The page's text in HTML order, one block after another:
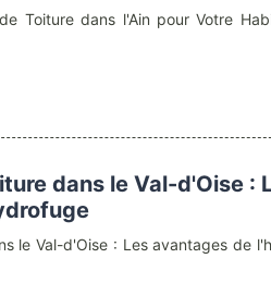
Toiture dans l'Ain pour Votre
dans le Val-d'Oise :
le Val-d'Oise : Les avantages de